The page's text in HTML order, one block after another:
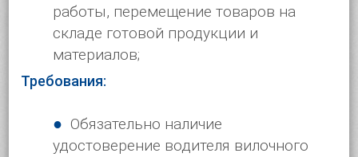
работы, перемещение товаров на
складе готовой продукции и
материалов;
Требования:
Обязательно наличие
удостоверение водителя вилочного